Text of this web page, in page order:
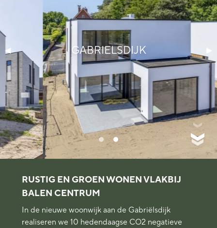
◀ GABRIELSDIJK
RUSTIG EN GROEN WONEN VLAKBIJ
BALEN CENTRUM
In de nieuwe woonwijk aan de Gabriëlsdijk
realiseren we 10 hedendaagse CO2 negatieve